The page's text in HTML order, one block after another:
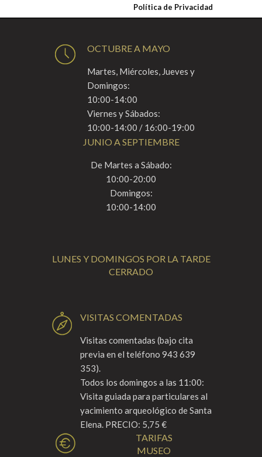
Política de Privacidad
OCTUBRE A MAYO
Martes, Miércoles, Jueves y
Domingos:
10:00-14:00
Viernes y Sábados:
10:00-14:00 / 16:00-19:00
JUNIO A SEPTIEMBRE
De Martes a Sábado:
10:00-20:00
Domingos:
10:00-14:00
LUNES Y DOMINGOS POR LA TARDE
CERRADO
VISITAS COMENTADAS
Visitas comentadas (bajo cita
previa en el teléfono 943 639
353).
Todos los domingos a las 11:00:
Visita guiada para particulares al
yacimiento arqueológico de Santa
Elena. PRECIO: 5,75 €
TARIFAS
MUSEO